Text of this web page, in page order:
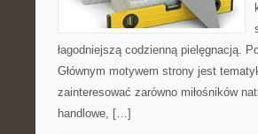
łagodniejszą codzienną pielęgnacją.
Głównym motywem strony jest
zainteresować zarówno miłośników
handlowe, […]